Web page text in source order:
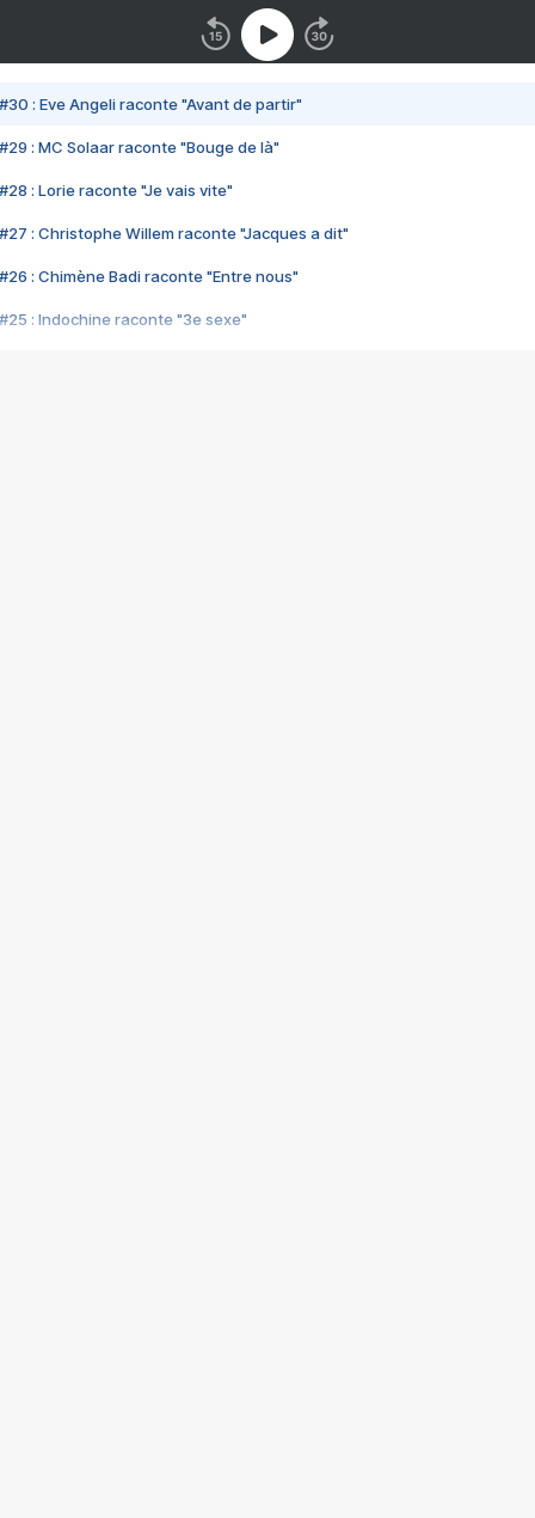
#30 : Eve Angeli raconte "Avant de partir"
#29 : MC Solaar raconte "Bouge de là"
#28 : Lorie raconte "Je vais vite"
#27 : Christophe Willem raconte "Jacques a dit"
#26 : Chimène Badi raconte "Entre nous"
#25 : Indochine raconte "3e sexe"